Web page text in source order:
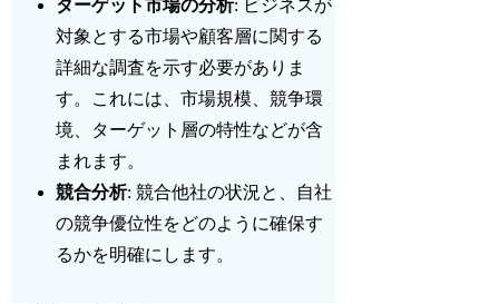
ターゲット市場の分析: ビジネスが
対象とする市場や顧客層に関する
詳細な調査を示す必要がありま
す。これには、市場規模、競争環
境、ターゲット層の特性などが含
まれます。
競合分析: 競合他社の状況と、自社
の競争優位性をどのように確保す
るかを明確にします。